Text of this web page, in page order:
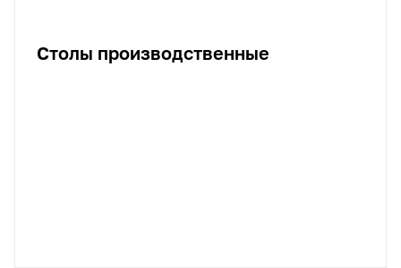
Столы производственные